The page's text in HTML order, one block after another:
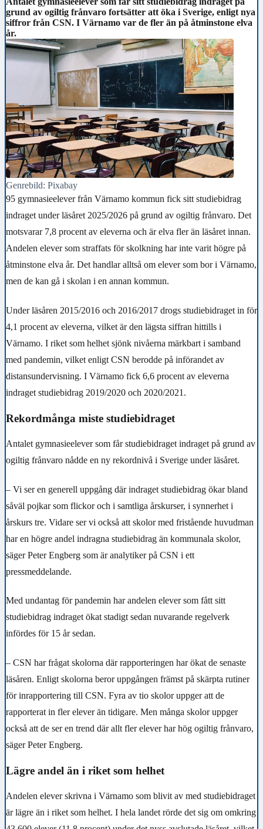
grund av ogiltig frånvaro fortsätter att öka i Sverige, enligt nya
siffror från CSN. I Värnamo var de fler än på åtminstone elva
år.
Genrebild: Pixabay
95 gymnasieelever från Värnamo kommun fick sitt studiebidrag
indraget under läsåret 2025/2026 på grund av ogiltig frånvaro. Det
motsvarar 7,8 procent av eleverna och är elva fler än läsåret innan.
Andelen elever som straffats för skolkning har inte varit högre på
åtminstone elva år. Det handlar alltså om elever som bor i Värnamo,
men de kan gå i skolan i en annan kommun.
Under läsåren 2015/2016 och 2016/2017 drogs studiebidraget in för
4,1 procent av eleverna, vilket är den lägsta siffran hittills i
Värnamo. I riket som helhet sjönk nivåerna märkbart i samband
med pandemin, vilket enligt CSN berodde på införandet av
distansundervisning. I Värnamo fick 6,6 procent av eleverna
indraget studiebidrag 2019/2020 och 2020/2021.
Rekordmånga miste studiebidraget
Antalet gymnasieelever som får studiebidraget indraget på grund av
ogiltig frånvaro nådde en ny rekordnivå i Sverige under läsåret.
– Vi ser en generell uppgång där indraget studiebidrag ökar bland
såväl pojkar som flickor och i samtliga årskurser, i synnerhet i
årskurs tre. Vidare ser vi också att skolor med fristående huvudman
har en högre andel indragna studiebidrag än kommunala skolor,
säger Peter Engberg som är analytiker på CSN i ett
pressmeddelande.
Med undantag för pandemin har andelen elever som fått sitt
studiebidrag indraget ökat stadigt sedan nuvarande regelverk
infördes för 15 år sedan.
– CSN har frågat skolorna där rapporteringen har ökat de senaste
läsåren. Enligt skolorna beror uppgången främst på skärpta rutiner
för inrapportering till CSN. Fyra av tio skolor uppger att de
rapporterat in fler elever än tidigare. Men många skolor uppger
också att de ser en trend där allt fler elever har hög ogiltig frånvaro,
säger Peter Engberg.
Lägre andel än i riket som helhet
Andelen elever skrivna i Värnamo som blivit av med studiebidraget
är lägre än i riket som helhet. I hela landet rörde det sig om omkring